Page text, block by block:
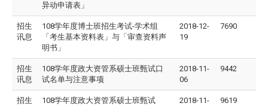
异动申请表」
招生
讯息
108学年度博士班招生考试-学术组
「考生基本资料表」与「审查资料声
明书」
2018-12-
19
7690
招生
讯息
108学年度政大资管系硕士班甄试口
试名单与注意事项
2018-11-
06
9442
招生
108学年度政大资管系硕士班甄试
2018-11-
9619